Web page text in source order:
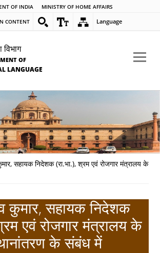
OF INDIA MINISTRY OF HOME AFFAIRS
CONTENT Language
विभाग
OF
LANGUAGE
सहायक निदेशक (रा.भा.), श्रम एवं रोजगार मंत्रालय के
कुमार, सहायक निदेशक
एवं रोजगार मंत्रालय के
के संबंध में